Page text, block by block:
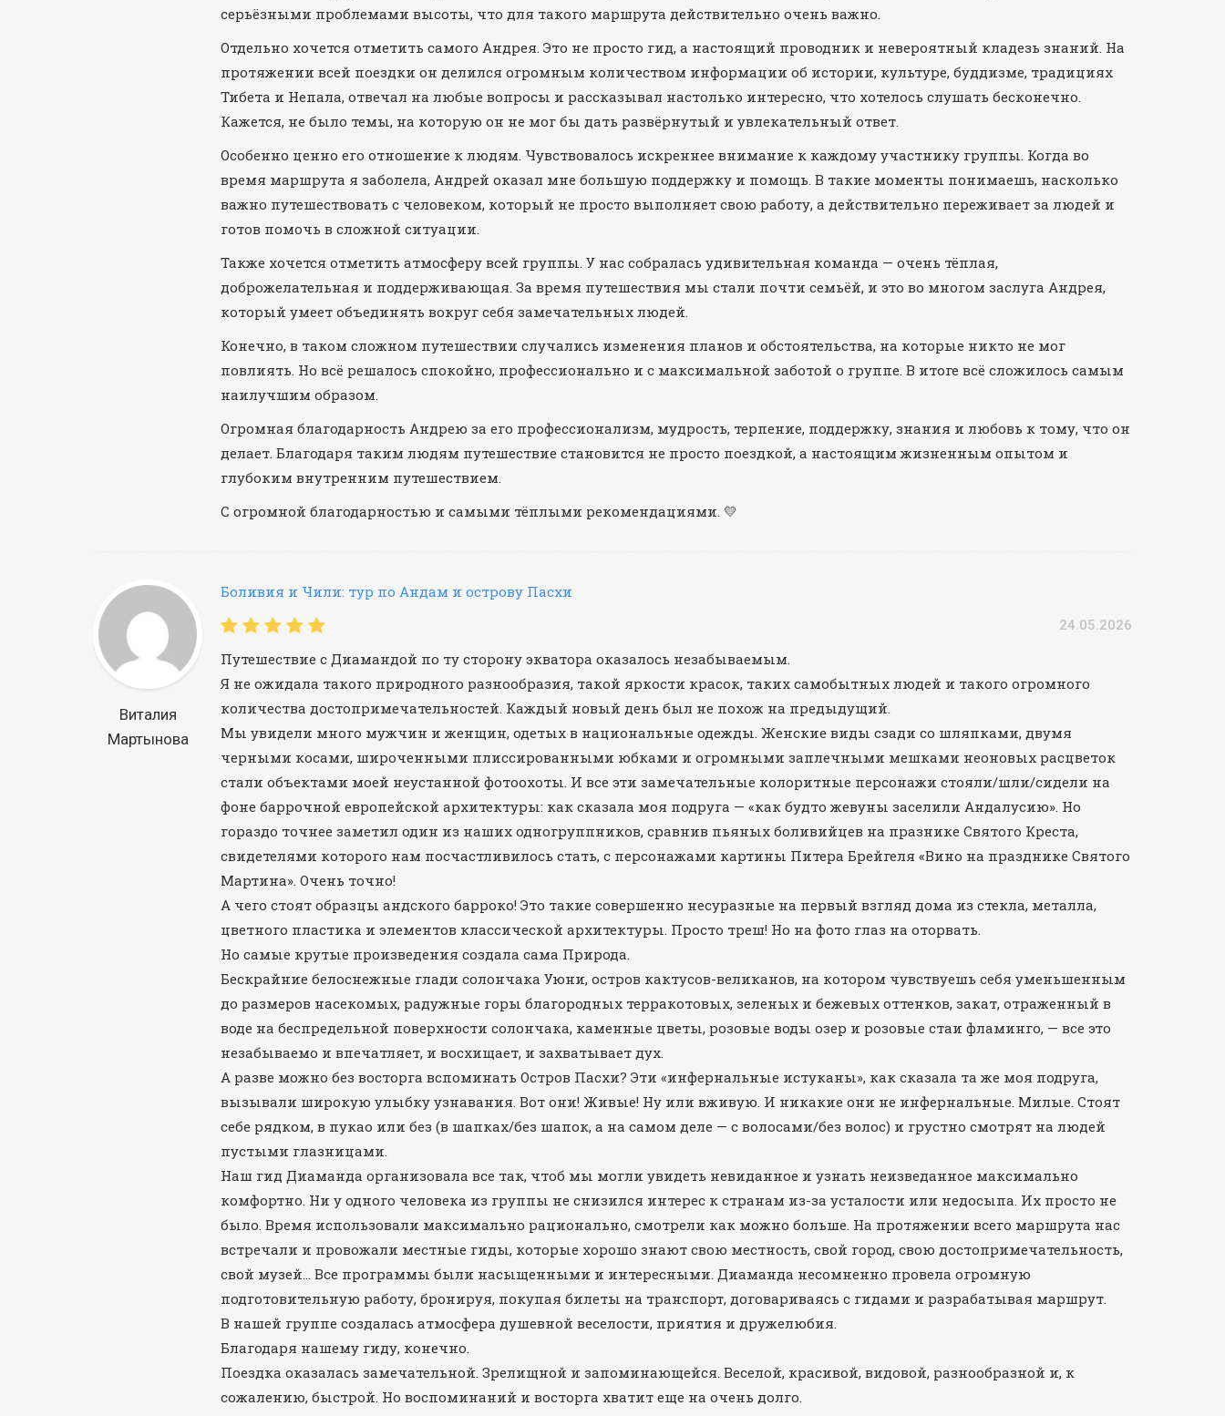
серьёзными проблемами высоты, что для такого маршрута действительно очень важно.
Отдельно хочется отметить самого Андрея. Это не просто гид, а настоящий проводник и невероятный кладезь знаний. На
протяжении всей поездки он делился огромным количеством информации об истории, культуре, буддизме, традициях
Тибета и Непала, отвечал на любые вопросы и рассказывал настолько интересно, что хотелось слушать бесконечно.
Кажется, не было темы, на которую он не мог бы дать развёрнутый и увлекательный ответ.
Особенно ценно его отношение к людям. Чувствовалось искреннее внимание к каждому участнику группы. Когда во
время маршрута я заболела, Андрей оказал мне большую поддержку и помощь. В такие моменты понимаешь, насколько
важно путешествовать с человеком, который не просто выполняет свою работу, а действительно переживает за людей и
готов помочь в сложной ситуации.
Также хочется отметить атмосферу всей группы. У нас собралась удивительная команда — очень тёплая,
доброжелательная и поддерживающая. За время путешествия мы стали почти семьёй, и это во многом заслуга Андрея,
который умеет объединять вокруг себя замечательных людей.
Конечно, в таком сложном путешествии случались изменения планов и обстоятельства, на которые никто не мог
повлиять. Но всё решалось спокойно, профессионально и с максимальной заботой о группе. В итоге всё сложилось самым
наилучшим образом.
Огромная благодарность Андрею за его профессионализм, мудрость, терпение, поддержку, знания и любовь к тому, что он
делает. Благодаря таким людям путешествие становится не просто поездкой, а настоящим жизненным опытом и
глубоким внутренним путешествием.
С огромной благодарностью и самыми тёплыми рекомендациями. 💛
Боливия и Чили: тур по Андам и острову Пасхи
Виталия
Мартынова
24.05.2026
Путешествие с Диамандой по ту сторону экватора оказалось незабываемым.
Я не ожидала такого природного разнообразия, такой яркости красок, таких самобытных людей и такого огромного
количества достопримечательностей. Каждый новый день был не похож на предыдущий.
Мы увидели много мужчин и женщин, одетых в национальные одежды. Женские виды сзади со шляпками, двумя
черными косами, широченными плиссированными юбками и огромными заплечными мешками неоновых расцветок
стали объектами моей неустанной фотоохоты. И все эти замечательные колоритные персонажи стояли/шли/сидели на
фоне баррочной европейской архитектуры: как сказала моя подруга — «как будто жевуны заселили Андалусию». Но
гораздо точнее заметил один из наших одногруппников, сравнив пьяных боливийцев на празнике Святого Креста,
свидетелями которого нам посчастливилось стать, с персонажами картины Питера Брейгеля «Вино на празднике Святого
Мартина». Очень точно!
А чего стоят образцы андского барроко! Это такие совершенно несуразные на первый взгляд дома из стекла, металла,
цветного пластика и элементов классической архитектуры. Просто треш! Но на фото глаз на оторвать.
Но самые крутые произведения создала сама Природа.
Бескрайние белоснежные глади солончака Уюни, остров кактусов-великанов, на котором чувствуешь себя уменьшенным
до размеров насекомых, радужные горы благородных терракотовых, зеленых и бежевых оттенков, закат, отраженный в
воде на беспредельной поверхности солончака, каменные цветы, розовые воды озер и розовые стаи фламинго, — все это
незабываемо и впечатляет, и восхищает, и захватывает дух.
А разве можно без восторга вспоминать Остров Пасхи? Эти «инфернальные истуканы», как сказала та же моя подруга,
вызывали широкую улыбку узнавания. Вот они! Живые! Ну или вживую. И никакие они не инфернальные. Милые. Стоят
себе рядком, в пукао или без (в шапках/без шапок, а на самом деле — с волосами/без волос) и грустно смотрят на людей
пустыми глазницами.
Наш гид Диаманда организовала все так, чтоб мы могли увидеть невиданное и узнать неизведанное максимально
комфортно. Ни у одного человека из группы не снизился интерес к странам из-за усталости или недосыпа. Их просто не
было. Время использовали максимально рационально, смотрели как можно больше. На протяжении всего маршрута нас
встречали и провожали местные гиды, которые хорошо знают свою местность, свой город, свою достопримечательность,
свой музей… Все программы были насыщенными и интересными. Диаманда несомненно провела огромную
подготовительную работу, бронируя, покупая билеты на транспорт, договариваясь с гидами и разрабатывая маршрут.
В нашей группе создалась атмосфера душевной веселости, приятия и дружелюбия.
Благодаря нашему гиду, конечно.
Поездка оказалась замечательной. Зрелищной и запоминающейся. Веселой, красивой, видовой, разнообразной и, к
сожалению, быстрой. Но воспоминаний и восторга хватит еще на очень долго.